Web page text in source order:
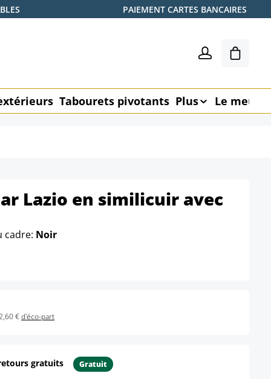
PAIEMENT CARTES BANCAIRES
Le
Tabourets pivotants Plus Le
Lazio en similicuir avec
cadre: Noir
€d'éco-part
gratuits Gratuit